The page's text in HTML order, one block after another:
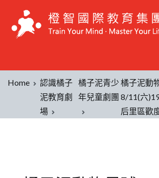
Home
認識橘子
泥教育劇
場
橘子泥青少
年兒童劇團
橘子泥動
8/11(六
后里區歡